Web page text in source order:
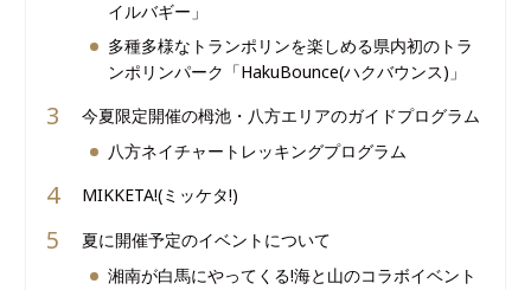
イルバギー」
多種多様なトランポリンを楽しめる県内初のトラ
ンポリンパーク「HakuBounce(ハクバウンス)」
今夏限定開催の栂池・八方エリアのガイドプログラム
八方ネイチャートレッキングプログラム
MIKKETA!(ミッケタ!)
夏に開催予定のイベントについて
湘南が白馬にやってくる!海と山のコラボイベント